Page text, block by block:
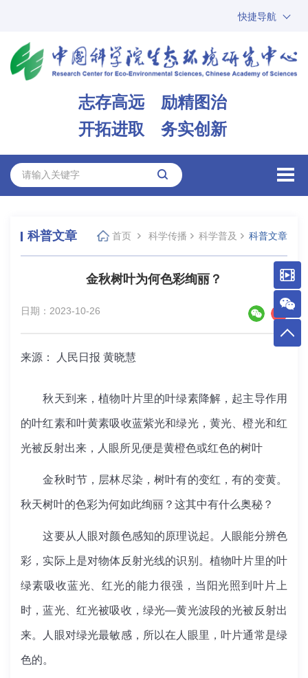
快捷导航
ARP
邮箱
志存高远 励精图治
开拓进取 务实创新
科普文章 首页 科学传播 科学普及 科普文章
金秋树叶为何色彩绚丽？
日期：2023-10-26
来源： 人民日报 黄晓慧
秋天到来，植物叶片里的叶绿素降解，起主导作用
的叶红素和叶黄素吸收蓝紫光和绿光，黄光、橙光和红
光被反射出来，人眼所见便是黄橙色或红色的树叶
金秋时节，层林尽染，树叶有的变红，有的变黄。
秋天树叶的色彩为何如此绚丽？这其中有什么奥秘？
这要从人眼对颜色感知的原理说起。人眼能分辨色
彩，实际上是对物体反射光线的识别。植物叶片里的叶
绿素吸收蓝光、红光的能力很强，当阳光照到叶片上
时，蓝光、红光被吸收，绿光—黄光波段的光被反射出
来。人眼对绿光最敏感，所以在人眼里，叶片通常是绿
色的。